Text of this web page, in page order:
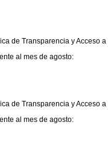
de Transparencia y Acceso
al mes de agosto:
de Transparencia y Acceso
al mes de agosto: